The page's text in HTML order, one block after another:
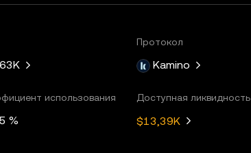
Протокол
Kamino
использования
%
Доступная ликвидность
$13,39K